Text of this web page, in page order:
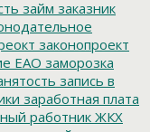
займ заказник
законопроект
ЕАО заморозка
запись в
заработная плата
работник ЖКХ